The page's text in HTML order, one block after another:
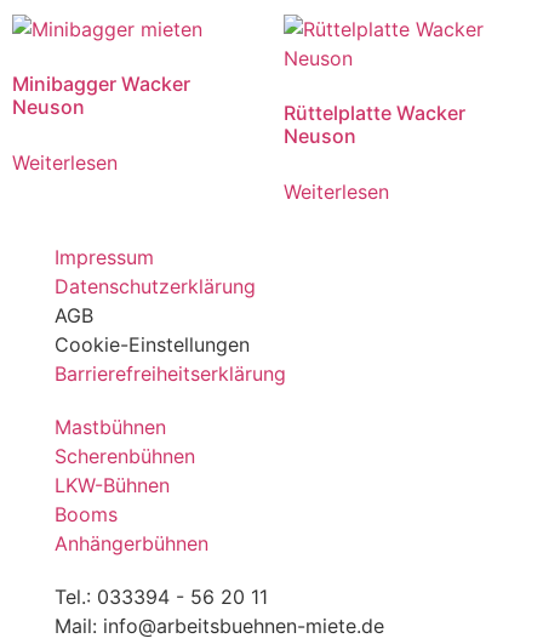
Minibagger Wacker
Neuson
Weiterlesen
Rüttelplatte Wacker
Neuson
Weiterlesen
Impressum
Datenschutzerklärung
AGB
Cookie-Einstellungen
Barrierefreiheitserklärung
Mastbühnen
Scherenbühnen
LKW-Bühnen
Booms
Anhängerbühnen
Tel.: 033394 - 56 20 11
Mail: info@arbeitsbuehnen-miete.de